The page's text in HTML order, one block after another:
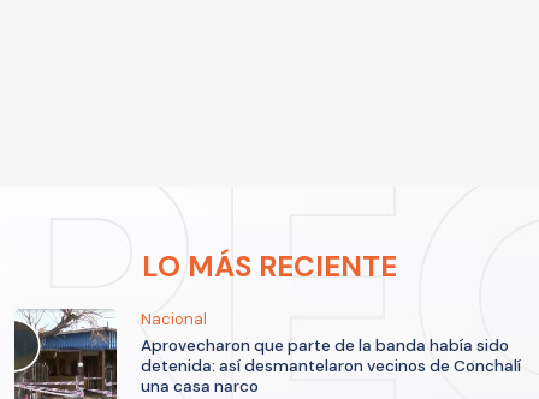
LO MÁS RECIENTE
Nacional
Aprovecharon que parte de la banda había sido
detenida: así desmantelaron vecinos de Conchalí
una casa narco